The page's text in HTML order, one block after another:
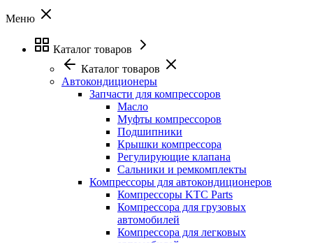
Меню
Каталог товаров
Каталог товаров
Автокондиционеры
Запчасти для компрессоров
Масло
Муфты компрессоров
Подшипники
Крышки компрессора
Регулирующие клапана
Сальники и ремкомплекты
Компрессоры для автокондиционеров
Компрессоры KTC Parts
Компрессора для грузовых
автомобилей
Компрессора для легковых